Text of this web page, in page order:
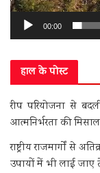
00:00
हाल के पोस्ट
रीप परियोजना से
आत्मनिर्भरता की मिसाल
राष्ट्रीय राजमार्गों से
उपायों में भी लाई जाए